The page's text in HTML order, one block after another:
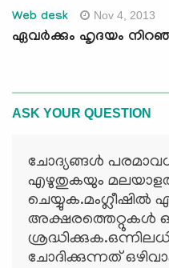
Web desk Nov 4, 2013
ഏവര്‍ക്കും ഹൃദയം
ASK YOUR QUESTION
ചോദ്യങ്ങള്‍
എഴുതുകയും
ചെയ്യുക.മംഗ്ലീഷില്‍
അക്ഷരത്തെറ്റുകള്‍
ചോദിക്കുന്നത്